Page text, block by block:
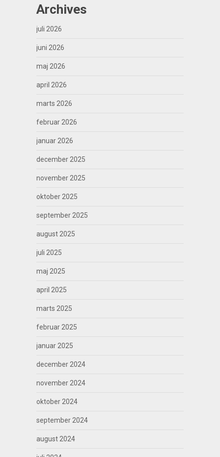
Archives
juli 2026
juni 2026
maj 2026
april 2026
marts 2026
februar 2026
januar 2026
december 2025
november 2025
oktober 2025
september 2025
august 2025
juli 2025
maj 2025
april 2025
marts 2025
februar 2025
januar 2025
december 2024
november 2024
oktober 2024
september 2024
august 2024